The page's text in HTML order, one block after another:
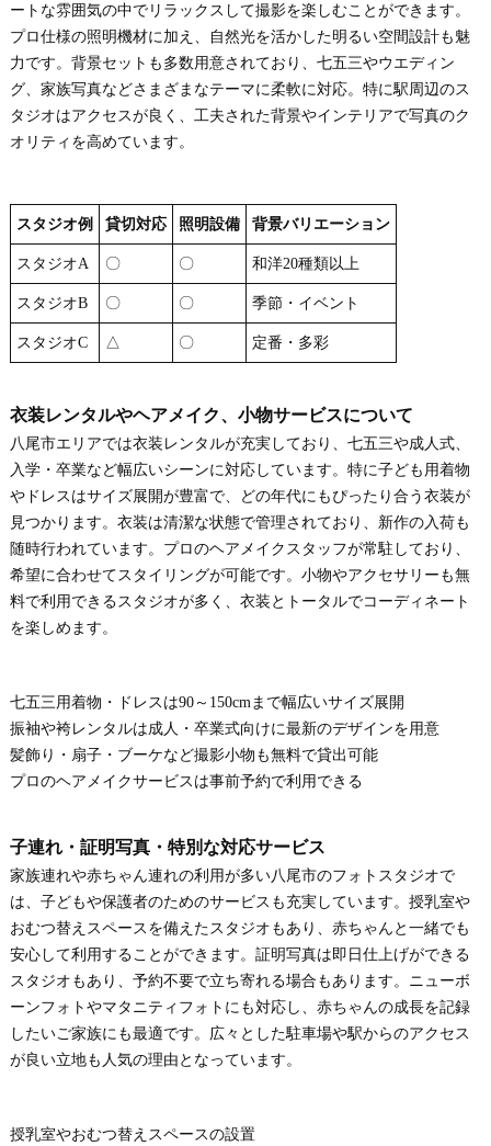
ートな雰囲気の中でリラックスして撮影を楽しむことができます。
プロ仕様の照明機材に加え、自然光を活かした明るい空間設計も魅
力です。背景セットも多数用意されており、七五三やウエディン
グ、家族写真などさまざまなテーマに柔軟に対応。特に駅周辺のス
タジオはアクセスが良く、工夫された背景やインテリアで写真のク
オリティを高めています。
スタジオ例 貸切対応 照明設備 背景バリエーション
スタジオA 〇 〇 和洋20種類以上
スタジオB 〇 〇 季節・イベント
スタジオC △ 〇 定番・多彩
衣装レンタルやヘアメイク、小物サービスについて
八尾市エリアでは衣装レンタルが充実しており、七五三や成人式、
入学・卒業など幅広いシーンに対応しています。特に子ども用着物
やドレスはサイズ展開が豊富で、どの年代にもぴったり合う衣装が
見つかります。衣装は清潔な状態で管理されており、新作の入荷も
随時行われています。プロのヘアメイクスタッフが常駐しており、
希望に合わせてスタイリングが可能です。小物やアクセサリーも無
料で利用できるスタジオが多く、衣装とトータルでコーディネート
を楽しめます。
七五三用着物・ドレスは90～150cmまで幅広いサイズ展開
振袖や袴レンタルは成人・卒業式向けに最新のデザインを用意
髪飾り・扇子・ブーケなど撮影小物も無料で貸出可能
プロのヘアメイクサービスは事前予約で利用できる
子連れ・証明写真・特別な対応サービス
家族連れや赤ちゃん連れの利用が多い八尾市のフォトスタジオで
は、子どもや保護者のためのサービスも充実しています。授乳室や
おむつ替えスペースを備えたスタジオもあり、赤ちゃんと一緒でも
安心して利用することができます。証明写真は即日仕上げができる
スタジオもあり、予約不要で立ち寄れる場合もあります。ニューボ
ーンフォトやマタニティフォトにも対応し、赤ちゃんの成長を記録
したいご家族にも最適です。広々とした駐車場や駅からのアクセス
が良い立地も人気の理由となっています。
授乳室やおむつ替えスペースの設置